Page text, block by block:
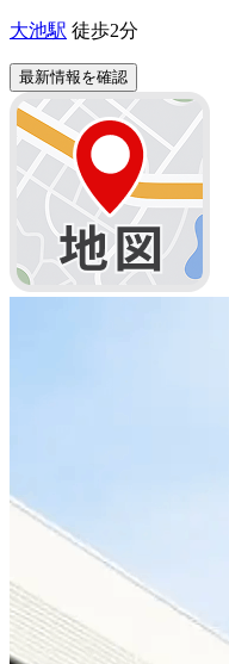
大池駅 徒歩2分
最新情報を確認